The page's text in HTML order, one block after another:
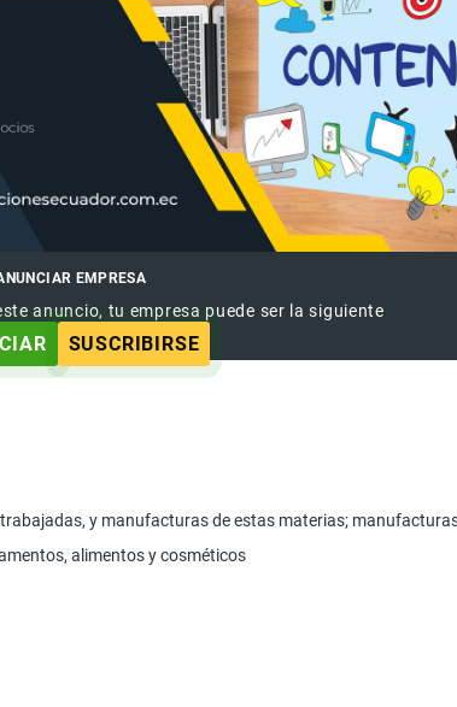
EMPRESA
anuncio, tu empresa puede ser la siguiente
SUSCRIBIRSE
y manufacturas de estas materias;
alimentos y cosméticos